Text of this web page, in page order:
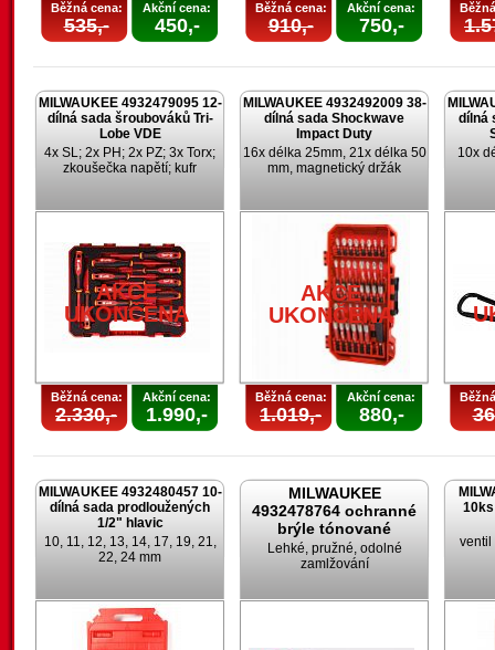
Běžná cena:
535,-
Akční cena:
450,-
Běžná cena:
910,-
Akční cena:
750,-
MILWAUKEE 4932479095 12-
dílná sada šroubováků Tri-
Lobe VDE
4x SL; 2x PH; 2x PZ; 3x Torx;
zkoušečka napětí; kufr
AKCE
UKONČENA
Běžná cena:
2.330,-
Akční cena:
1.990,-
MILWAUKEE 4932492009 38-
dílná sada Shockwave
Impact Duty
16x délka 25mm, 21x délka 50
mm, magnetický držák
AKCE
UKONČENA
Běžná cena:
1.019,-
Akční cena:
880,-
dílná
10x
MILWAUKEE 4932480457 10-
dílná sada prodloužených
1/2" hlavic
10, 11, 12, 13, 14, 17, 19, 21,
22, 24 mm
MILWAUKEE
4932478764 ochranné
brýle tónované
Lehké, pružné, odolné
zamlžování
ventil